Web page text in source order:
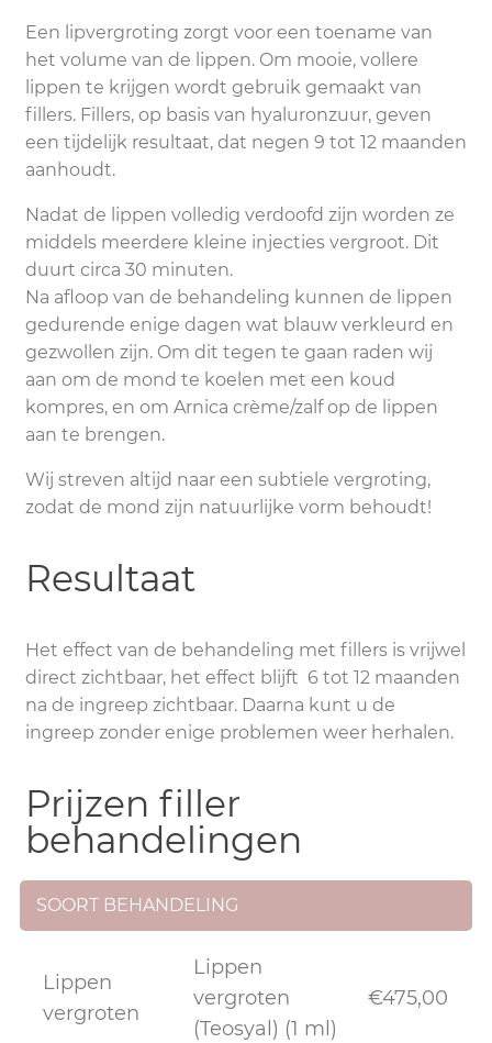
Een lipvergroting zorgt voor een toename van
het volume van de lippen. Om mooie, vollere
lippen te krijgen wordt gebruik gemaakt van
fillers. Fillers, op basis van hyaluronzuur, geven
een tijdelijk resultaat, dat negen 9 tot 12 maanden
aanhoudt.
Nadat de lippen volledig verdoofd zijn worden ze
middels meerdere kleine injecties vergroot. Dit
duurt circa 30 minuten.
Na afloop van de behandeling kunnen de lippen
gedurende enige dagen wat blauw verkleurd en
gezwollen zijn. Om dit tegen te gaan raden wij
aan om de mond te koelen met een koud
kompres, en om Arnica crème/zalf op de lippen
aan te brengen.
Wij streven altijd naar een subtiele vergroting,
zodat de mond zijn natuurlijke vorm behoudt!
Resultaat
Het effect van de behandeling met fillers is vrijwel
direct zichtbaar, het effect blijft 6 tot 12 maanden
na de ingreep zichtbaar. Daarna kunt u de
ingreep zonder enige problemen weer herhalen.
Prijzen filler
behandelingen
SOORT BEHANDELING
Lippen
vergroten
Lippen
vergroten
(Teosyal) (1 ml)
€475,00